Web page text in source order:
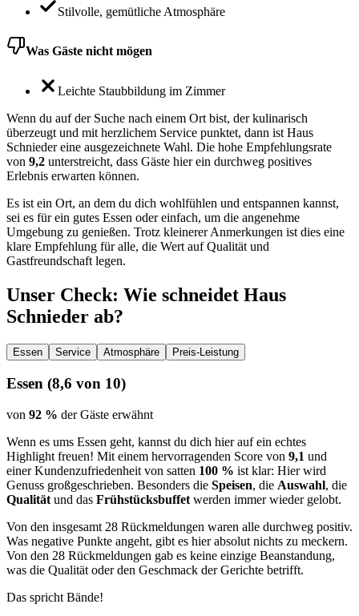
Stilvolle, gemütliche Atmosphäre
Was Gäste nicht mögen
Leichte Staubbildung im Zimmer
Wenn du auf der Suche nach einem Ort bist, der kulinarisch
überzeugt und mit herzlichem Service punktet, dann ist Haus
Schnieder eine ausgezeichnete Wahl. Die hohe Empfehlungsrate
von 9,2 unterstreicht, dass Gäste hier ein durchweg positives
Erlebnis erwarten können.
Es ist ein Ort, an dem du dich wohlfühlen und entspannen kannst,
sei es für ein gutes Essen oder einfach, um die angenehme
Umgebung zu genießen. Trotz kleinerer Anmerkungen ist dies eine
klare Empfehlung für alle, die Wert auf Qualität und
Gastfreundschaft legen.
Unser Check: Wie schneidet Haus
Schnieder ab?
Essen Service Atmosphäre Preis-Leistung
Essen (8,6 von 10)
von 92 % der Gäste erwähnt
Wenn es ums Essen geht, kannst du dich hier auf ein echtes
Highlight freuen! Mit einem hervorragenden Score von 9,1 und
einer Kundenzufriedenheit von satten 100 % ist klar: Hier wird
Genuss großgeschrieben. Besonders die Speisen, die Auswahl, die
Qualität und das Frühstücksbuffet werden immer wieder gelobt.
Von den insgesamt 28 Rückmeldungen waren alle durchweg positiv.
Was negative Punkte angeht, gibt es hier absolut nichts zu meckern.
Von den 28 Rückmeldungen gab es keine einzige Beanstandung,
was die Qualität oder den Geschmack der Gerichte betrifft.
Das spricht Bände!